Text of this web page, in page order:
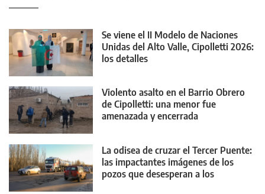
Se viene el II Modelo de Naciones
Unidas del Alto Valle, Cipolletti 2026:
los detalles
Violento asalto en el Barrio Obrero
de Cipolletti: una menor fue
amenazada y encerrada
La odisea de cruzar el Tercer Puente:
las impactantes imágenes de los
pozos que desesperan a los